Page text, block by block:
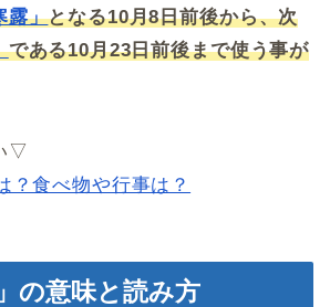
露」となる10月8日前後から、次
である10月23日前後まで使う事が
▽
？食べ物や行事は？
の意味と読み方